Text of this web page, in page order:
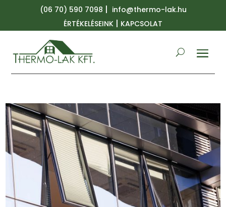
(06 70) 590 7098 | info@thermo-lak.hu
ÉRTÉKELÉSEINK | KAPCSOLAT